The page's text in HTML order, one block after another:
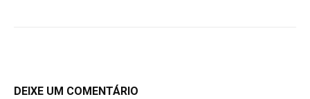
DEIXE UM COMENTÁRIO